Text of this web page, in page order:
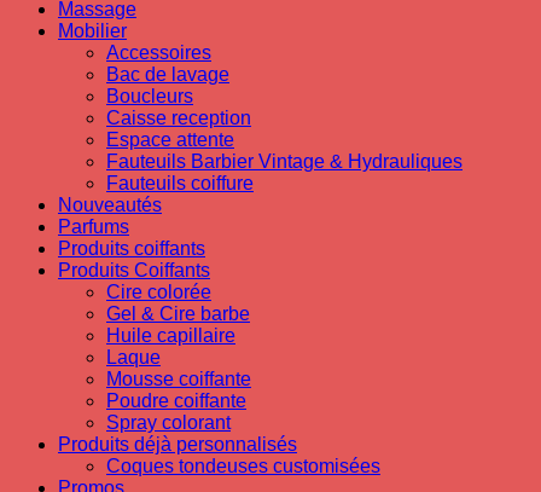
Massage
Mobilier
Accessoires
Bac de lavage
Boucleurs
Caisse reception
Espace attente
Fauteuils Barbier Vintage & Hydrauliques
Fauteuils coiffure
Nouveautés
Parfums
Produits coiffants
Produits Coiffants
Cire colorée
Gel & Cire barbe
Huile capillaire
Laque
Mousse coiffante
Poudre coiffante
Spray colorant
Produits déjà personnalisés
Coques tondeuses customisées
Promos